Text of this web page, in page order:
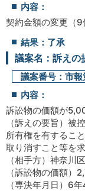
内容：
契約金額の変更（9
結果：了承
議案名：訴えの
議案番号：市
内容：
訴訟物の価額が
（訴えの要旨）被
所有権を有するこ
取り消すこと等を
（相手方）神奈川
（訴訟物の価額）
（専決年月日）6